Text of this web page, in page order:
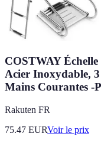
COSTWAY Échelle
Acier Inoxydable,
Mains Courantes -
Rakuten FR
75.47 EURVoir le prix